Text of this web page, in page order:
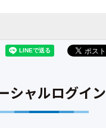
シャルログイン